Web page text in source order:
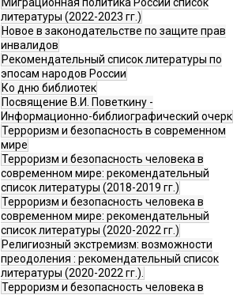
Миграционная политика России список
литературы (2022-2023 гг.)
Новое в законодательстве по защите прав
инвалидов
Рекомендательный список литературы по
эпосам народов России
Ко дню библиотек
Посвящение В.И. Поветкину -
Информационно-библиографический очерк
Терроризм и безопасность в современном
мире
Терроризм и безопасность человека в
современном мире: рекомендательный
список литературы (2018-2019 гг.)
Терроризм и безопасность человека в
современном мире: рекомендательный
список литературы (2020-2022 гг.)
Религиозный экстремизм: возможности
преодоления : рекомендательный список
литературы (2020-2022 гг.).
Терроризм и безопасность человека в